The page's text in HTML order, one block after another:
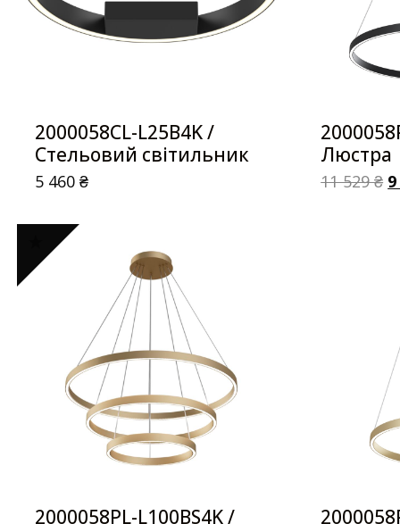
2000058CL-L25B4K /
Стельовий світильник
5 460₴
Люстра
11 529₴
2000058PL-L100BS4K /